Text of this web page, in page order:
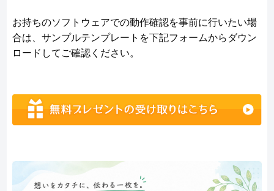
お持ちのソフトウェアでの動作確認を事前に行いたい場
合は、サンプルテンプレートを下記フォームからダウン
ロードしてご確認ください。